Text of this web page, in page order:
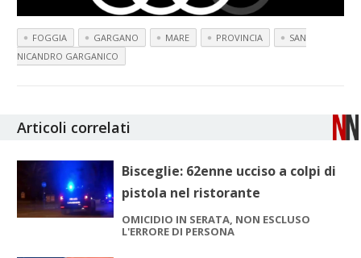
FOGGIA GARGANO MARE PROVINCIA
SAN
NICANDRO GARGANICO
Articoli correlati
Bisceglie: 62enne ucciso a colpi di
pistola nel ristorante
OMICIDIO IN SERATA, NON ESCLUSO
L'ERRORE DI PERSONA